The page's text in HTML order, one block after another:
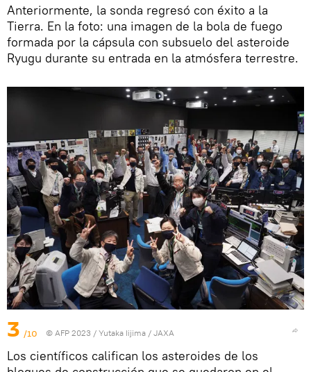
Anteriormente, la sonda regresó con éxito a la
Tierra. En la foto: una imagen de la bola de fuego
formada por la cápsula con subsuelo del asteroide
Ryugu durante su entrada en la atmósfera terrestre.
3 /10 © AFP 2023 / Yutaka Iijima / JAXA
Los científicos califican los asteroides de los